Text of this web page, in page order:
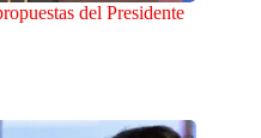
del Presidente